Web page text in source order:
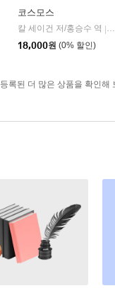
코스모스
칼 세이건 저/홍승수 역 |
18,000원 (0% 할인)
록된 더 많은 상품을 확인해